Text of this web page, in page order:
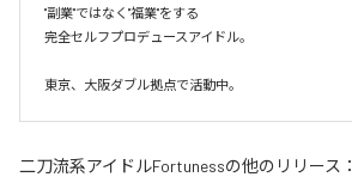
"副業"ではなく"福業"をする
完全セルフプロデュースアイドル。
東京、大阪ダブル拠点で活動中。
二刀流系アイドルFortunessの他のリリース：